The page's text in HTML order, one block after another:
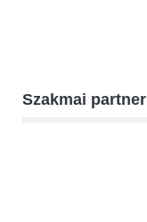
Szakmai partner